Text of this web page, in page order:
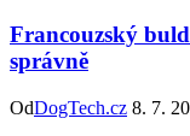
Francouzský
správně
OdDogTech.cz 8. 7.